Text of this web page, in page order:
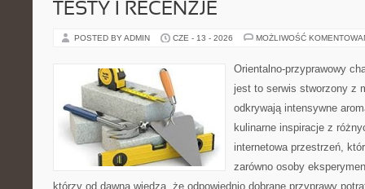
TESTY I RECENZJE
POSTED BY ADMIN CZE - 13 - 2026 MOŻLIWOŚĆ
Orientalno-przyprawowy
jest to serwis stworzony z
odkrywają intensywne
kulinarne inspiracje z
internetowa przestrzeń,
zarówno osoby
którzy od dawna wiedzą, że odpowiednio dobrane przyprawy